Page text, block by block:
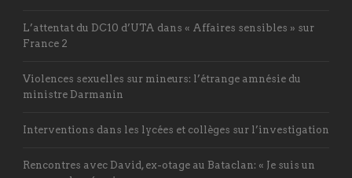
L’attentat du DC10 d’UTA dans « Affaires sensibles » sur
France 2
Violences sexuelles sur mineurs: l’étrange amnésie du
ministre Darmanin
Interventions dans les lycées et collèges sur l’investigation
Rencontres avec David, ex-otage au Bataclan: « Je suis un